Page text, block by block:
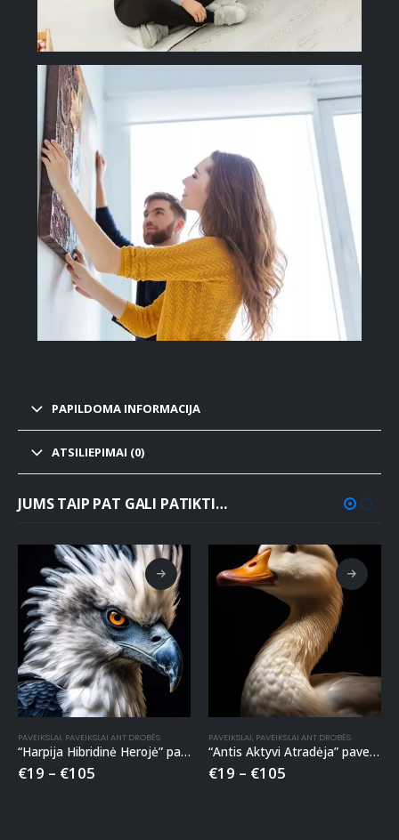
PAPILDOMA INFORMACIJA
ATSILIEPIMAI (0)
JUMS TAIP PAT GALI PATIKTI…
PAVEIKSLAI, PAVEIKSLAI ANT DROBĖS
“Harpija Hibridinė Herojė” paveikslas ant drobės
€19 – €105
PAVEIKSLAI, PAVEIKSLAI ANT DROBĖS
“Antis Aktyvi Atradėja” paveikslas ant drobės
€19 – €105